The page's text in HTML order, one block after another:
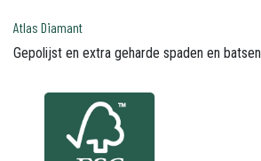
Atlas Diamant
Gepolijst en extra geharde spaden en batsen